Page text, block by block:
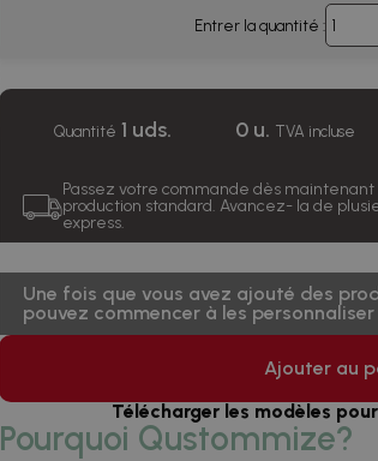
Entrer la quantité :
Quantité 1 uds. 0 u. TVA incluse
Passez votre commande dès
production standard. Avancez- la de
express.
Une fois que vous avez ajouté des
pouvez commencer à les personnaliser
Ajouter au
Télécharger les modèles
Pourquoi Qustommize?